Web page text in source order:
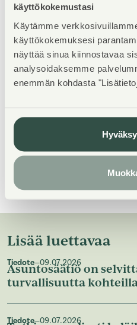
käyttökokemustasi
Käytämme
käyttökokemuksesi
näyttää sinua kiinnostavaa
analysoidaksemme
enemmän kohdasta
Kohteen rakentajana on
suunnittelusta on
Arkkitehdit Oy,
Arkkitehtuuri- ja
oli tutkia urbaanin
Yhteystiedot medialle
Lisää luettavaa
Tiedote—09.07.2026
Asuntosäätiö on
turvallisuutta
Tiedote—09.07.2026